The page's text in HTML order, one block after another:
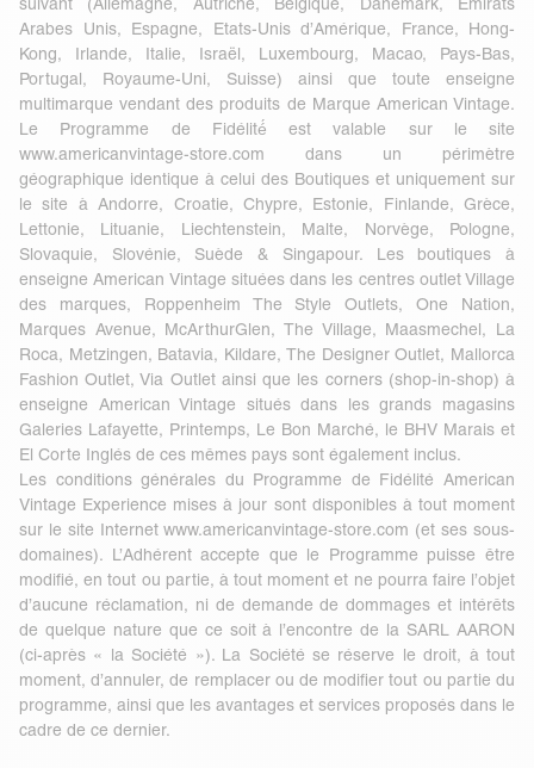
Arabes Unis, Espagne, Etats-Unis d’Amérique, France, Hong-
Kong, Irlande, Italie, Israël, Luxembourg, Macao, Pays-Bas,
Portugal, Royaume-Uni, Suisse) ainsi que toute enseigne
multimarque vendant des produits de Marque American Vintage.
Le Programme de Fidélité́ est valable sur le site
www.americanvintage-store.com dans un périmètre
géographique identique à celui des Boutiques et uniquement sur
le site à Andorre, Croatie, Chypre, Estonie, Finlande, Grèce,
Lettonie, Lituanie, Liechtenstein, Malte, Norvège, Pologne,
Slovaquie, Slovénie, Suède & Singapour. Les boutiques à
enseigne American Vintage situées dans les centres outlet Village
des marques, Roppenheim The Style Outlets, One Nation,
Marques Avenue, McArthurGlen, The Village, Maasmechel, La
Roca, Metzingen, Batavia, Kildare, The Designer Outlet, Mallorca
Fashion Outlet, Via Outlet ainsi que les corners (shop-in-shop) à
enseigne American Vintage situés dans les grands magasins
Galeries Lafayette, Printemps, Le Bon Marché, le BHV Marais et
El Corte Inglés de ces mêmes pays sont également inclus.
Les conditions générales du Programme de Fidélité American
Vintage Experience mises à jour sont disponibles à tout moment
sur le site Internetwww.americanvintage-store.com (et ses sous-
domaines). L’Adhérent accepte que le Programme puisse être
modifié, en tout ou partie, à tout moment et ne pourra faire l’objet
d’aucune réclamation, ni de demande de dommages et intérêts
de quelque nature que ce soit à l’encontre de la SARL AARON
(ci-après « la Société »). La Société se réserve le droit, à tout
moment, d’annuler, de remplacer ou de modifier tout ou partie du
programme, ainsi que les avantages et services proposés dans le
cadre de ce dernier.